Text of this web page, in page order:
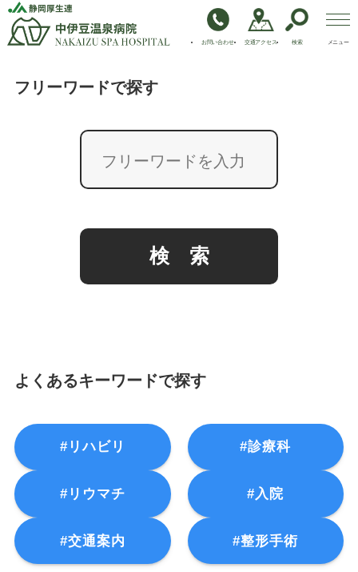
病院情報
お問い合わせ 交通アクセス 検索 メニュー
フリーワードで探す
よくあるキーワードで探す
#リハビリ #診療科
#リウマチ #入院
#交通案内 #整形手術